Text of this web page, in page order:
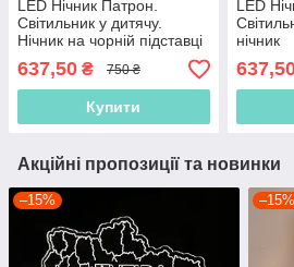
LED Нічник Патрон.
Світильник у дитячу.
Нічник на чорній підставці
637,50 ₴ 750 ₴
Купити
LED
нічник
Акційні пропозиції та новинки
–15% –15%